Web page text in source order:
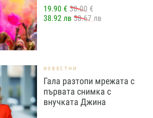
19.90 € 30.00 €
38.92 лв 58.67 лв
ИЗВЕСТНИ
Гала разтопи мрежата с
първата снимка с
внучката Джина